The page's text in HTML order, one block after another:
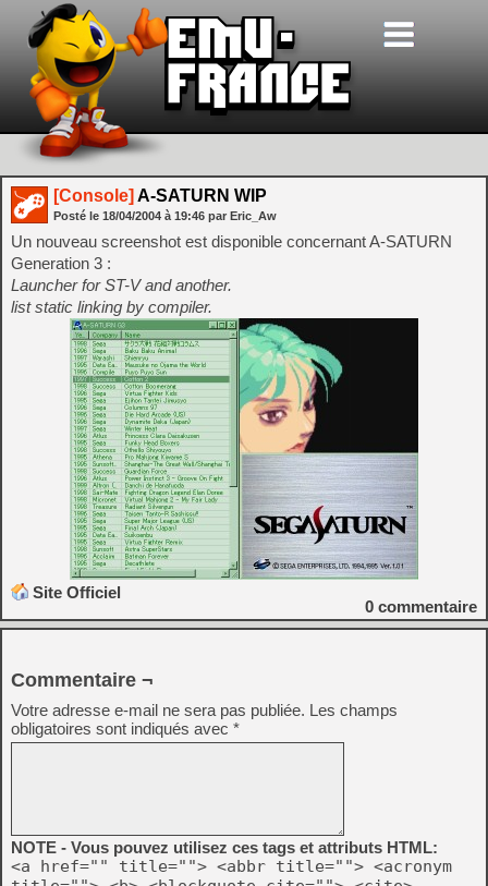
[Console] A-SATURN WIP
Posté le 18/04/2004 à 19:46 par Eric_Aw
Un nouveau screenshot est disponible concernant A-SATURN
Generation 3 :
Launcher for ST-V and another.
list static linking by compiler.
Site Officiel
0 commentaire
Commentaire ¬
Votre adresse e-mail ne sera pas publiée. Les champs
obligatoires sont indiqués avec *
NOTE - Vous pouvez utilisez ces tags et attributs HTML:
<a href="" title=""> <abbr title=""> <acronym